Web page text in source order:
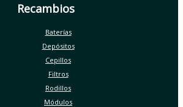
Recambios
Baterías
Depósitos
Cepillos
Filtros
Rodillos
Módulos